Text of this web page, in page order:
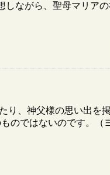
しながら、聖母マリア
り、神父様の思い出を
のではないのです。（